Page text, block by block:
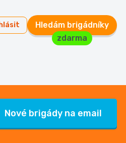
Hledám brigádníky
zdarma
Nové brigády na email